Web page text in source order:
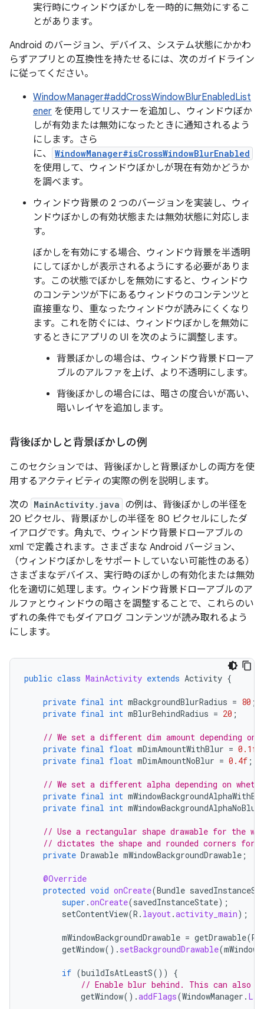
実行時にウィンドウぼかしを一時的に無効にするこ
とがあります。
Android のバージョン、デバイス、システム状態にかかわ
らずアプリとの互換性を持たせるには、次のガイドライン
に従ってください。
WindowManager#addCrossWindowBlurEnabledList
ener を使用してリスナーを追加し、ウィンドウぼか
しが有効または無効になったときに通知されるよう
にします。さら
に、
WindowManager#isCrossWindowBlurEnabled
を使用して、ウィンドウぼかしが現在有効かどうか
を調べます。
ウィンドウ背景の 2 つのバージョンを実装し、ウィ
ンドウぼかしの有効状態または無効状態に対応しま
す。
ぼかしを有効にする場合、ウィンドウ背景を半透明
にしてぼかしが表示されるようにする必要がありま
す。この状態でぼかしを無効にすると、ウィンドウ
のコンテンツが下にあるウィンドウのコンテンツと
直接重なり、重なったウィンドウが読みにくくなり
ます。これを防ぐには、ウィンドウぼかしを無効に
するときにアプリの UI を次のように調整します。
背景ぼかしの場合は、ウィンドウ背景ドローア
ブルのアルファを上げ、より不透明にします。
背後ぼかしの場合には、暗さの度合いが高い、
暗いレイヤを追加します。
背後ぼかしと背景ぼかしの例
このセクションでは、背後ぼかしと背景ぼかしの両方を使
用するアクティビティの実際の例を説明します。
次の MainActivity.java の例は、背後ぼかしの半径を
20 ピクセル、背景ぼかしの半径を 80 ピクセルにしたダ
イアログです。角丸で、ウィンドウ背景ドローアブルの
xml で定義されます。さまざまな Android バージョン、
（ウィンドウぼかしをサポートしていない可能性のある）
さまざまなデバイス、実行時のぼかしの有効化または無効
化を適切に処理します。ウィンドウ背景ドローアブルのア
ルファとウィンドウの暗さを調整することで、これらのい
ずれの条件でもダイアログ コンテンツが読み取れるよう
にします。
public class MainActivity extends Activity {
private final int mBackgroundBlurRadius = 80 ;
private final int mBlurBehindRadius = 20 ;
// We set a different dim amount depending
private final float mDimAmountWithBlur = 0.1f
private final float mDimAmountNoBlur = 0.4f ;
// We set a different alpha depending on
private final int
private final int mWindowBackgroundAlphaNoBlur
// Use a rectangular shape drawable for the
// dictates the shape and rounded corners for
private Drawable mWindowBackgroundDrawable ;
@Override
protected void onCreate(Bundle
super .onCreate(savedInstanceState);
setContentView(R . layout.activity_main);
mWindowBackgroundDrawable = getDrawable(R
getWindow(). setBackgroundDrawable(
if (buildIsAtLeastS())
{
// Enable blur behind. This can also
getWindow().addFlags(WindowManager .